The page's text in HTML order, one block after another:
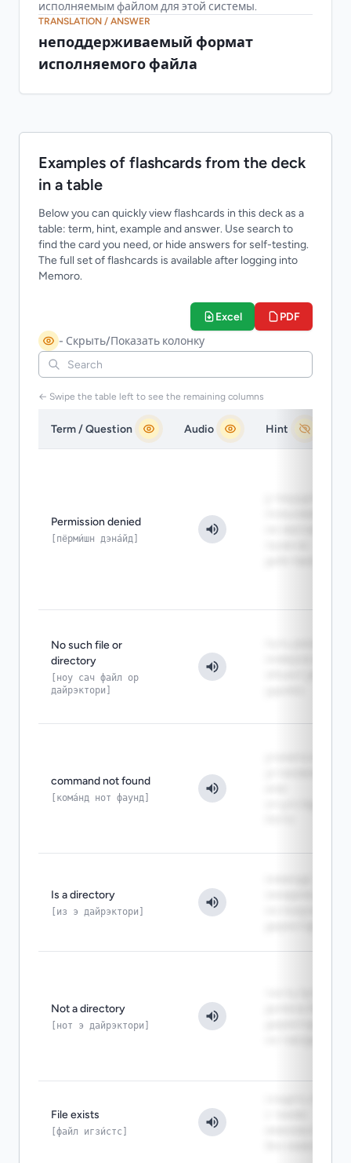
исполняемым файлом для этой системы.
TRANSLATION / ANSWER
неподдерживаемый формат
исполняемого файла
Examples of flashcards from the deck
in a table
Below you can quickly view flashcards in this deck as a
table: term, hint, example and answer. Use search to
find the card you need, or hide answers for self-testing.
The full set of flashcards is available after logging into
Memoro.
Excel PDF
- Скрыть/Показать колонку
← Swipe the table left to see the remaining columns
Term / Question Audio Hint
Permission denied
[пёрми́шн дэна́йд]
No such file or
directory
[ноу сач файл ор
дайрэктори]
command not found
[кома́нд нот фаунд]
Is a directory
[из э дайрэктори]
Not a directory
[нот э дайрэктори]
File exists
[файл игзи́стс]